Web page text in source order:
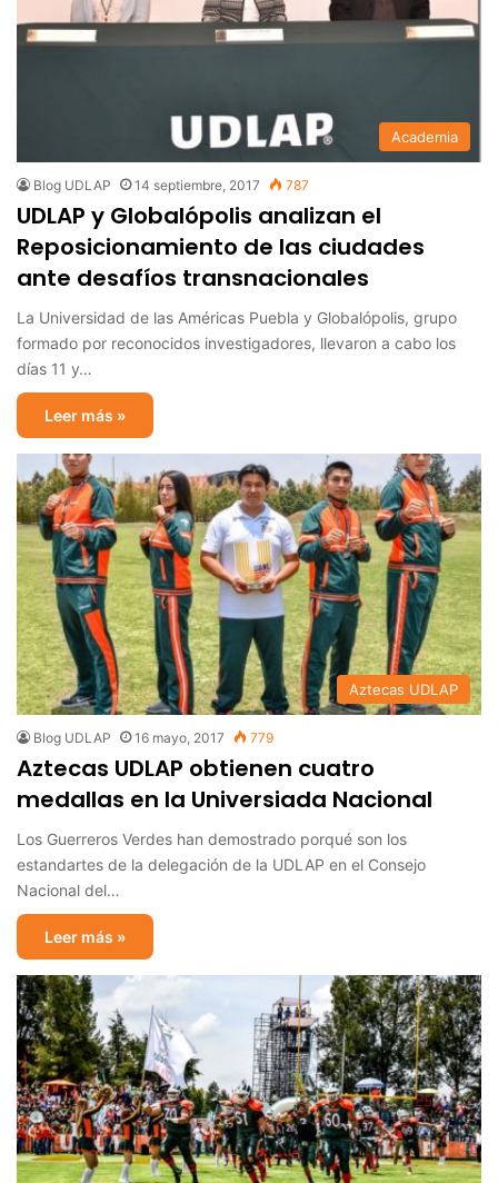
Academia
Blog UDLAP 14 septiembre, 2017 787
UDLAP y Globalópolis analizan el
Reposicionamiento de las ciudades
ante desafíos transnacionales
La Universidad de las Américas Puebla y Globalópolis, grupo
formado por reconocidos investigadores, llevaron a cabo los
días 11 y…
Leer más »
Aztecas UDLAP
Blog UDLAP 16 mayo, 2017 779
Aztecas UDLAP obtienen cuatro
medallas en la Universiada Nacional
Los Guerreros Verdes han demostrado porqué son los
estandartes de la delegación de la UDLAP en el Consejo
Nacional del…
Leer más »